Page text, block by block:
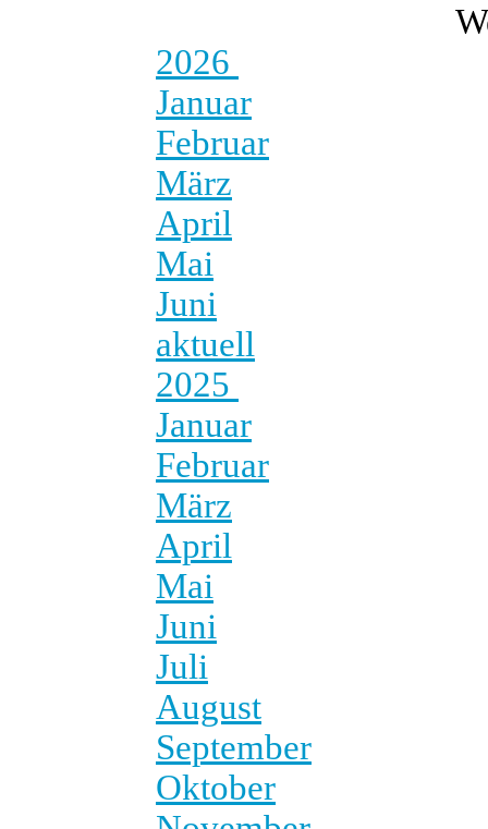
2026
Januar
Februar
März
April
Mai
Juni
aktuell
2025
Januar
Februar
März
April
Mai
Juni
Juli
August
September
Oktober